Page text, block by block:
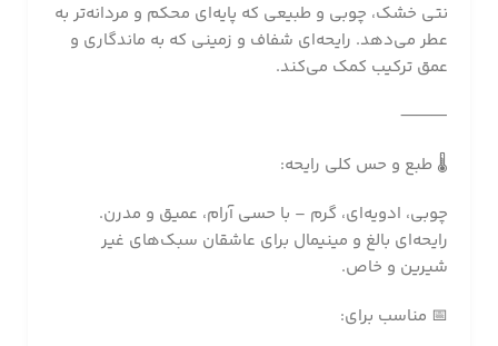
نتی خشک، چوبی و طبیعی که پایه‌ای محکم و مردانه‌تر به
عطر می‌دهد. رایحه‌ای شفاف و زمینی که به ماندگاری و
عمق ترکیب کمک می‌کند.
⸻
🌡️ طبع و حس کلی رایحه:
چوبی، ادویه‌ای، گرم – با حسی آرام، عمیق و مدرن.
رایحه‌ای بالغ و مینیمال برای عاشقان سبک‌های غیر
شیرین و خاص.
📅 مناسب برای: